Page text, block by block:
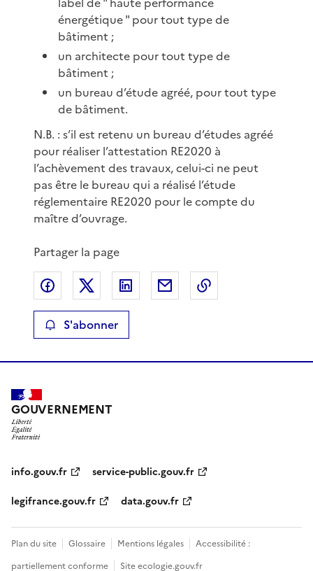
énergétique " pour tout type de
bâtiment ;
un architecte pour tout type de
bâtiment ;
un bureau d’étude agréé, pour tout type
de bâtiment.
N.B. : s’il est retenu un bureau d’études agréé
pour réaliser l’attestation RE2020 à
l’achèvement des travaux, celui-ci ne peut
pas être le bureau qui a réalisé l’étude
réglementaire RE2020 pour le compte du
maître d’ouvrage.
Partager la page
Partager sur Facebook
Partager sur XPartager sur LinkedIn
Partager par email
S'abonner
GOUVERNEMENT
info.gouv.fr
service-public.gouv.fr
legifrance.gouv.fr
data.gouv.fr
Plan du site Glossaire Mentions légales
Accessibilité :
partiellement conforme
Site ecologie.gouv.fr